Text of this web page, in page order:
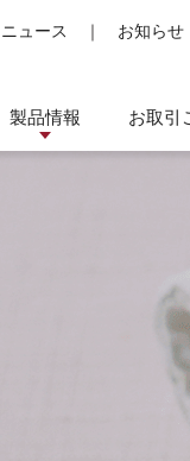
ニュース お知らせ
製品情報 お取引